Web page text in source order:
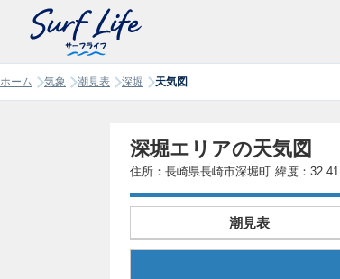
ホーム 気象 潮見表 深堀 天気図
深堀エリアの天気図
住所：長崎県長崎市深堀町 緯度：32.41
潮見表